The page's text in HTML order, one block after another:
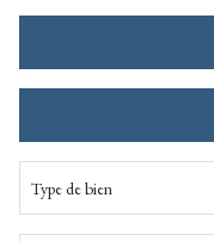
De l'immo pro
Type de bien